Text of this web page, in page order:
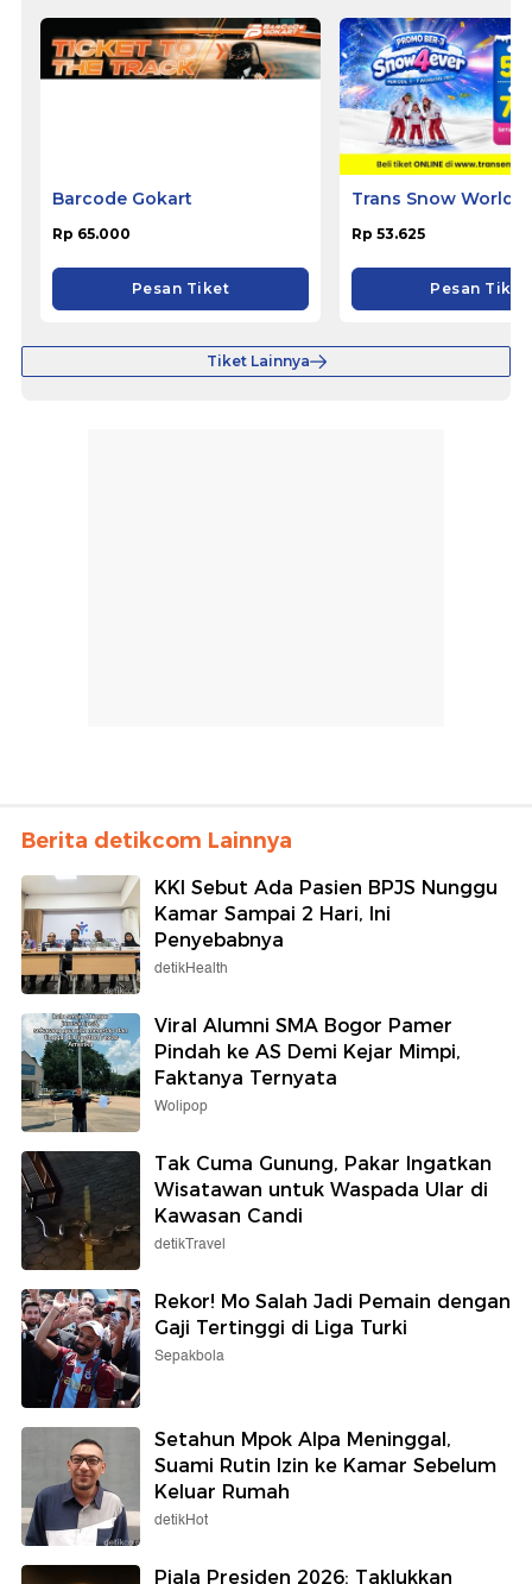
Barcode Gokart
Rp 65.000
Pesan Tiket
Trans Snow World
Rp 53.625
Pesan Tiket
Tiket Lainnya
Berita detikcom Lainnya
KKI Sebut Ada Pasien BPJS Nunggu
Kamar Sampai 2 Hari, Ini
Penyebabnya
detikHealth
Viral Alumni SMA Bogor Pamer
Pindah ke AS Demi Kejar Mimpi,
Faktanya Ternyata
Wolipop
Tak Cuma Gunung, Pakar Ingatkan
Wisatawan untuk Waspada Ular di
Kawasan Candi
detikTravel
Rekor! Mo Salah Jadi Pemain dengan
Gaji Tertinggi di Liga Turki
Sepakbola
Setahun Mpok Alpa Meninggal,
Suami Rutin Izin ke Kamar Sebelum
Keluar Rumah
detikHot
Piala Presiden 2026: Taklukkan